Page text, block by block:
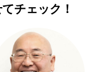
チェック！